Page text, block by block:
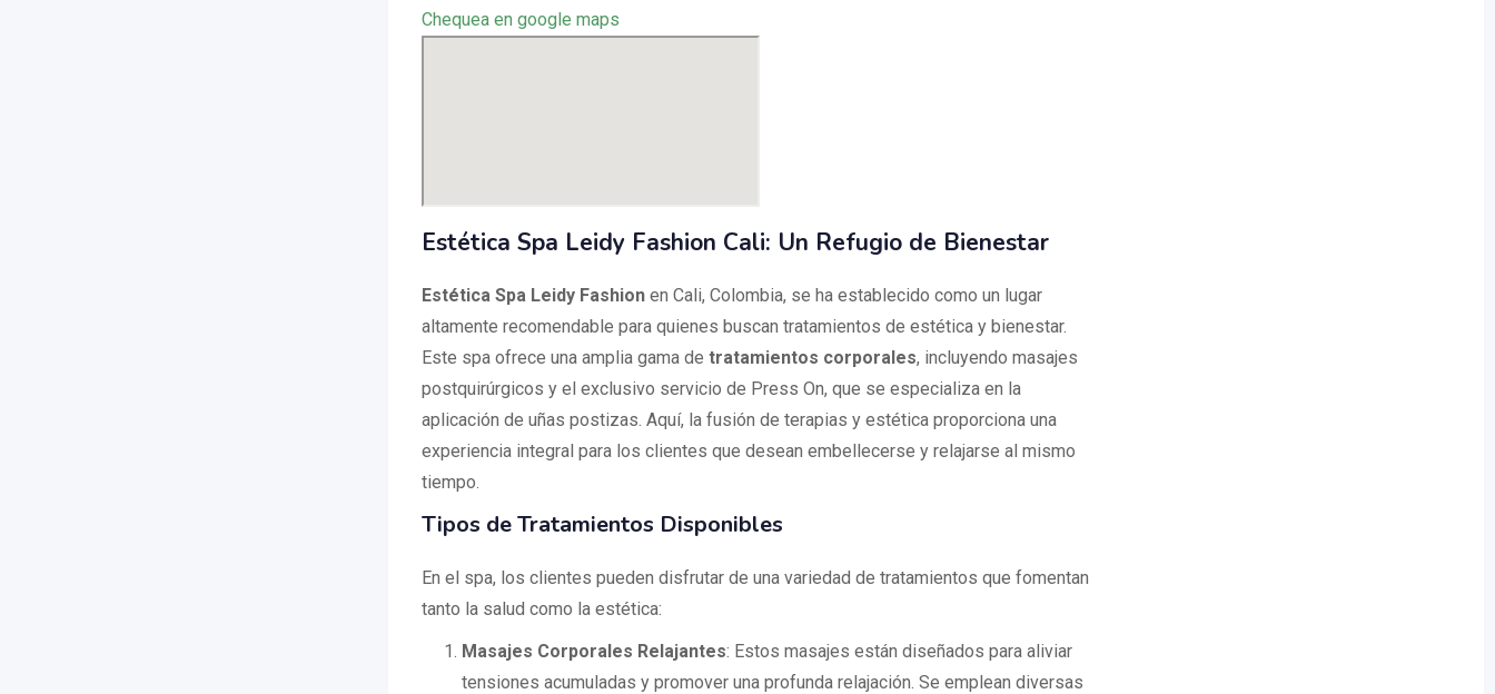
Chequea en google maps
Estética Spa Leidy Fashion Cali: Un Refugio de Bienestar
Estética Spa Leidy Fashionen Cali, Colombia, se ha establecido como un lugar
altamente recomendable para quienes buscan tratamientos de estética y bienestar.
Este spa ofrece una amplia gama de tratamientos corporales, incluyendo masajes
postquirúrgicos y el exclusivo servicio de Press On, que se especializa en la
aplicación de uñas postizas. Aquí, la fusión de terapias y estética proporciona una
experiencia integral para los clientes que desean embellecerse y relajarse al mismo
tiempo.
Tipos de Tratamientos Disponibles
En el spa, los clientes pueden disfrutar de una variedad de tratamientos que fomentan
tanto la salud como la estética:
Masajes Corporales Relajantes: Estos masajes están diseñados para aliviar
tensiones acumuladas y promover una profunda relajación. Se emplean diversas